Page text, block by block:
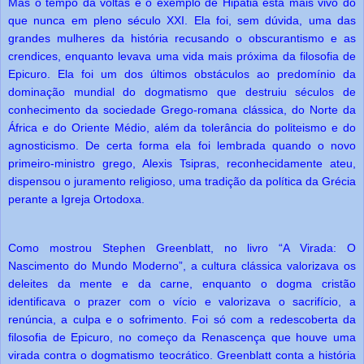
que nunca em pleno século XXI. Ela foi, sem dúvida, uma das
grandes mulheres da história recusando o obscurantismo e as
crendices, enquanto levava uma vida mais próxima da filosofia de
Epicuro. Ela foi um dos últimos obstáculos ao predomínio da
dominação mundial do dogmatismo que destruiu séculos de
conhecimento da sociedade Grego-romana clássica, do Norte da
África e do Oriente Médio, além da tolerância do politeismo e do
agnosticismo. De certa forma ela foi lembrada quando o novo
primeiro-ministro grego, Alexis Tsipras, reconhecidamente ateu,
dispensou o juramento religioso, uma tradição da política da Grécia
perante a Igreja Ortodoxa.
Como mostrou Stephen Greenblatt, no livro “A Virada: O
Nascimento do Mundo Moderno”, a cultura clássica valorizava os
deleites da mente e da carne, enquanto o dogma cristão
identificava o prazer com o vício e valorizava o sacrifício, a
renúncia, a culpa e o sofrimento. Foi só com a redescoberta da
filosofia de Epicuro, no começo da Renascença que houve uma
virada contra o dogmatismo teocrático. Greenblatt conta a história